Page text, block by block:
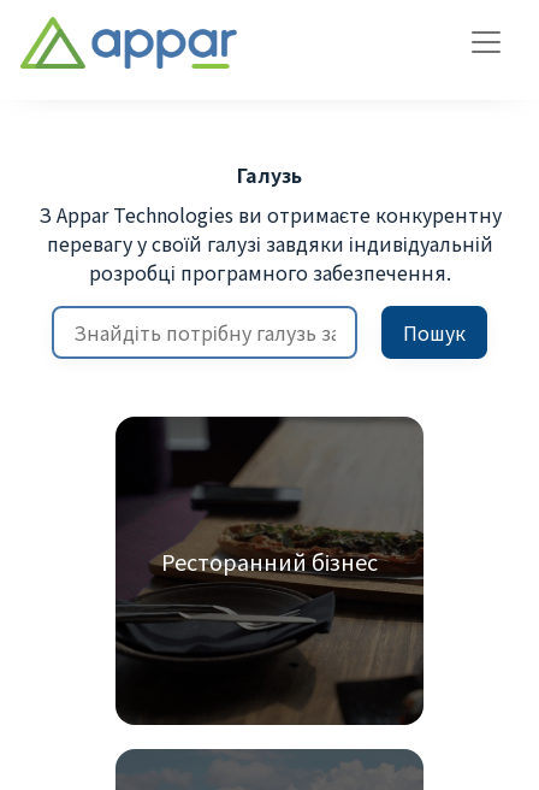
Галузь
З Appar Technologies ви отримаєте конкурентну
перевагу у своїй галузі завдяки індивідуальній
розробці програмного забезпечення.
Пошук
Ресторанний бізнес